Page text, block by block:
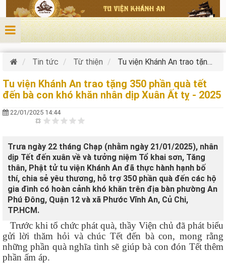
Nhảy đến nội dung
Tin tức Từ thiện Tu viện Khánh An trao tặng 350 phần quà tết đến bà con khó khăn nhân dịp Xuân Ất tỵ - 2025
Tu viện Khánh An trao tặng 350 phần quà tết
đến bà con khó khăn nhân dịp Xuân Ất tỵ - 2025
22/01/2025 14:44
Trưa ngày 22 tháng Chạp (nhằm ngày 21/01/2025), nhân
dịp Tết đến xuân về và tưởng niệm Tổ khai sơn, Tăng
thân, Phật tử tu viện Khánh An đã thực hành hạnh bố
thí, chia sẻ yêu thương, hỗ trợ 350 phần quà đến các hộ
gia đình có hoàn cảnh khó khăn trên địa bàn phường An
Phú Đông, Quận 12 và xã Phước Vĩnh An, Củ Chi,
TP.HCM.
Trước khi tổ chức phát quà, thầy Viện chủ đã phát biểu
gửi lời thăm hỏi và chúc Tết đến bà con, mong rằng
những phần quà nghĩa tình sẽ giúp bà con đón Tết thêm
phần ấm áp.